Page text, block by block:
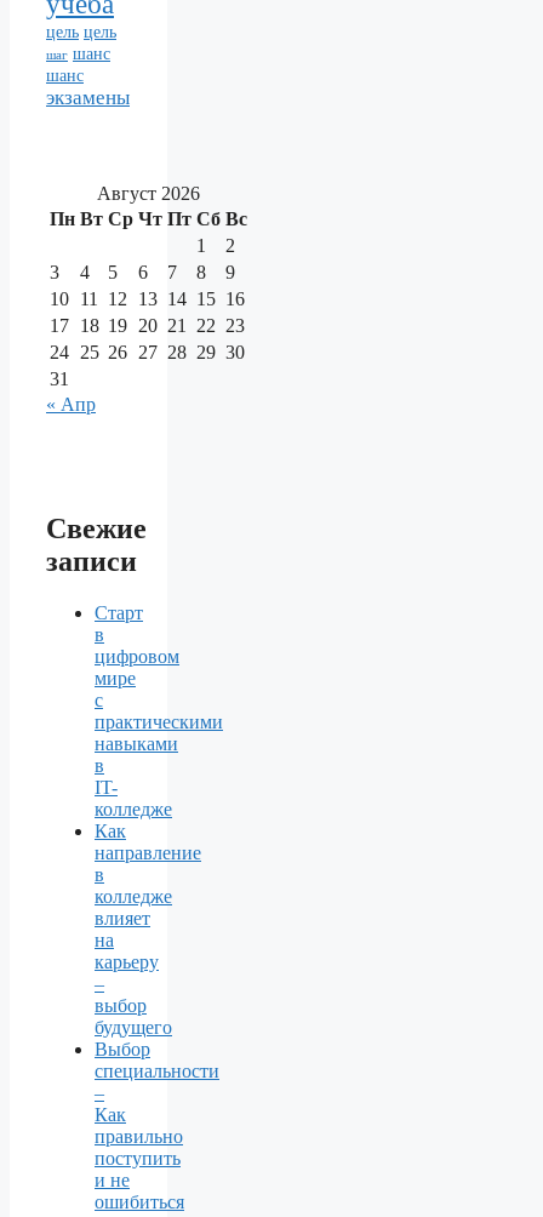
цель цель
шаг шанс
шанс
экзамены
Август 2026
Пн Вт Ср Чт Пт Сб Вс
1
2
3
4 5 6 7 8
9
10 11 12 13 14 15 16
17 18 19 20 21 22 23
24 25 26 27 28 29 30
31
« Апр
Свежие
записи
Старт
в
цифровом
мире
с
практическими
навыками
в
IT-
колледже
Как
направление
в
колледже
влияет
на
карьеру
–
выбор
будущего
Выбор
специальности
–
Как
правильно
поступить
и не
ошибиться